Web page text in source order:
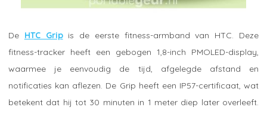
De HTC Gripis de eerste fitness-armband van HTC. Deze
fitness-tracker heeft een gebogen 1,8-inch PMOLED-display,
waarmee je eenvoudig de tijd, afgelegde afstand en
notificaties kan aflezen. De Grip heeft een IP57-certificaat, wat
betekent dat hij tot 30 minuten in 1 meter diep later overleeft.